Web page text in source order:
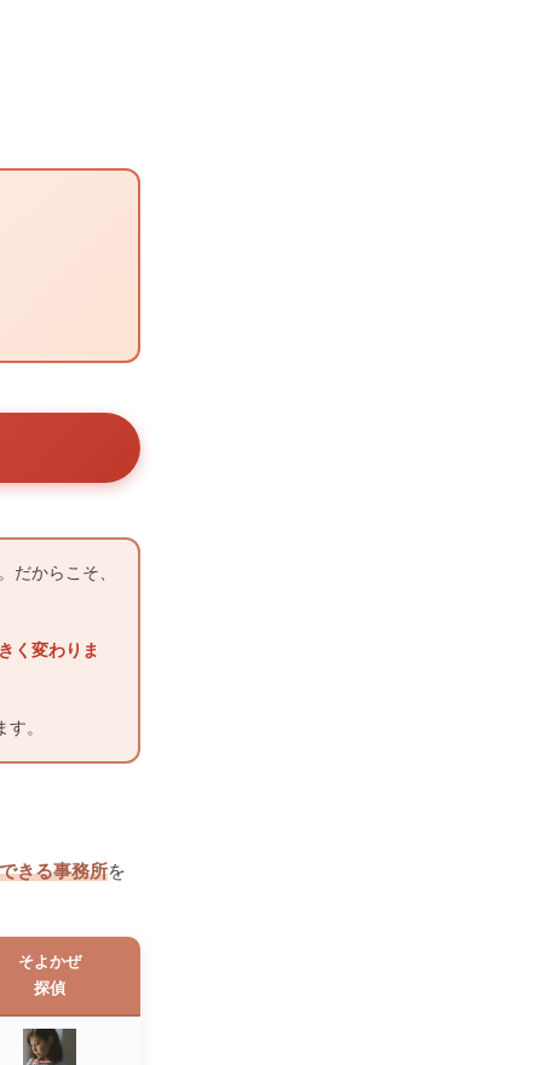
だからこそ、
く変わりま
。
きる事務所を
そよかぜ
探偵